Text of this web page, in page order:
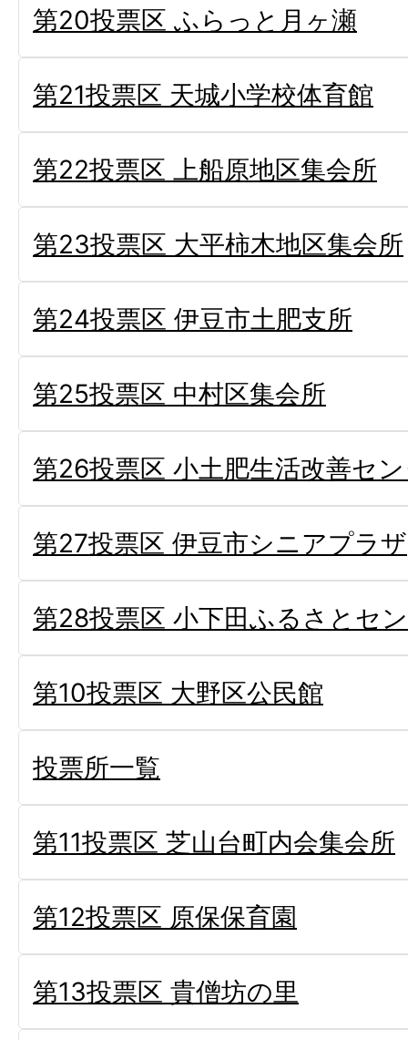
第20投票区 ふらっと月ヶ瀬
第21投票区 天城小学校体育館
第22投票区 上船原地区集会所
第23投票区 大平柿木地区集会所
第24投票区 伊豆市土肥支所
第25投票区 中村区集会所
第26投票区 小土肥生活改善セ
第27投票区 伊豆市シニアプラザ
第28投票区 小下田ふるさとセ
第10投票区 大野区公民館
投票所一覧
第11投票区 芝山台町内会集会所
第12投票区 原保保育園
第13投票区 貴僧坊の里